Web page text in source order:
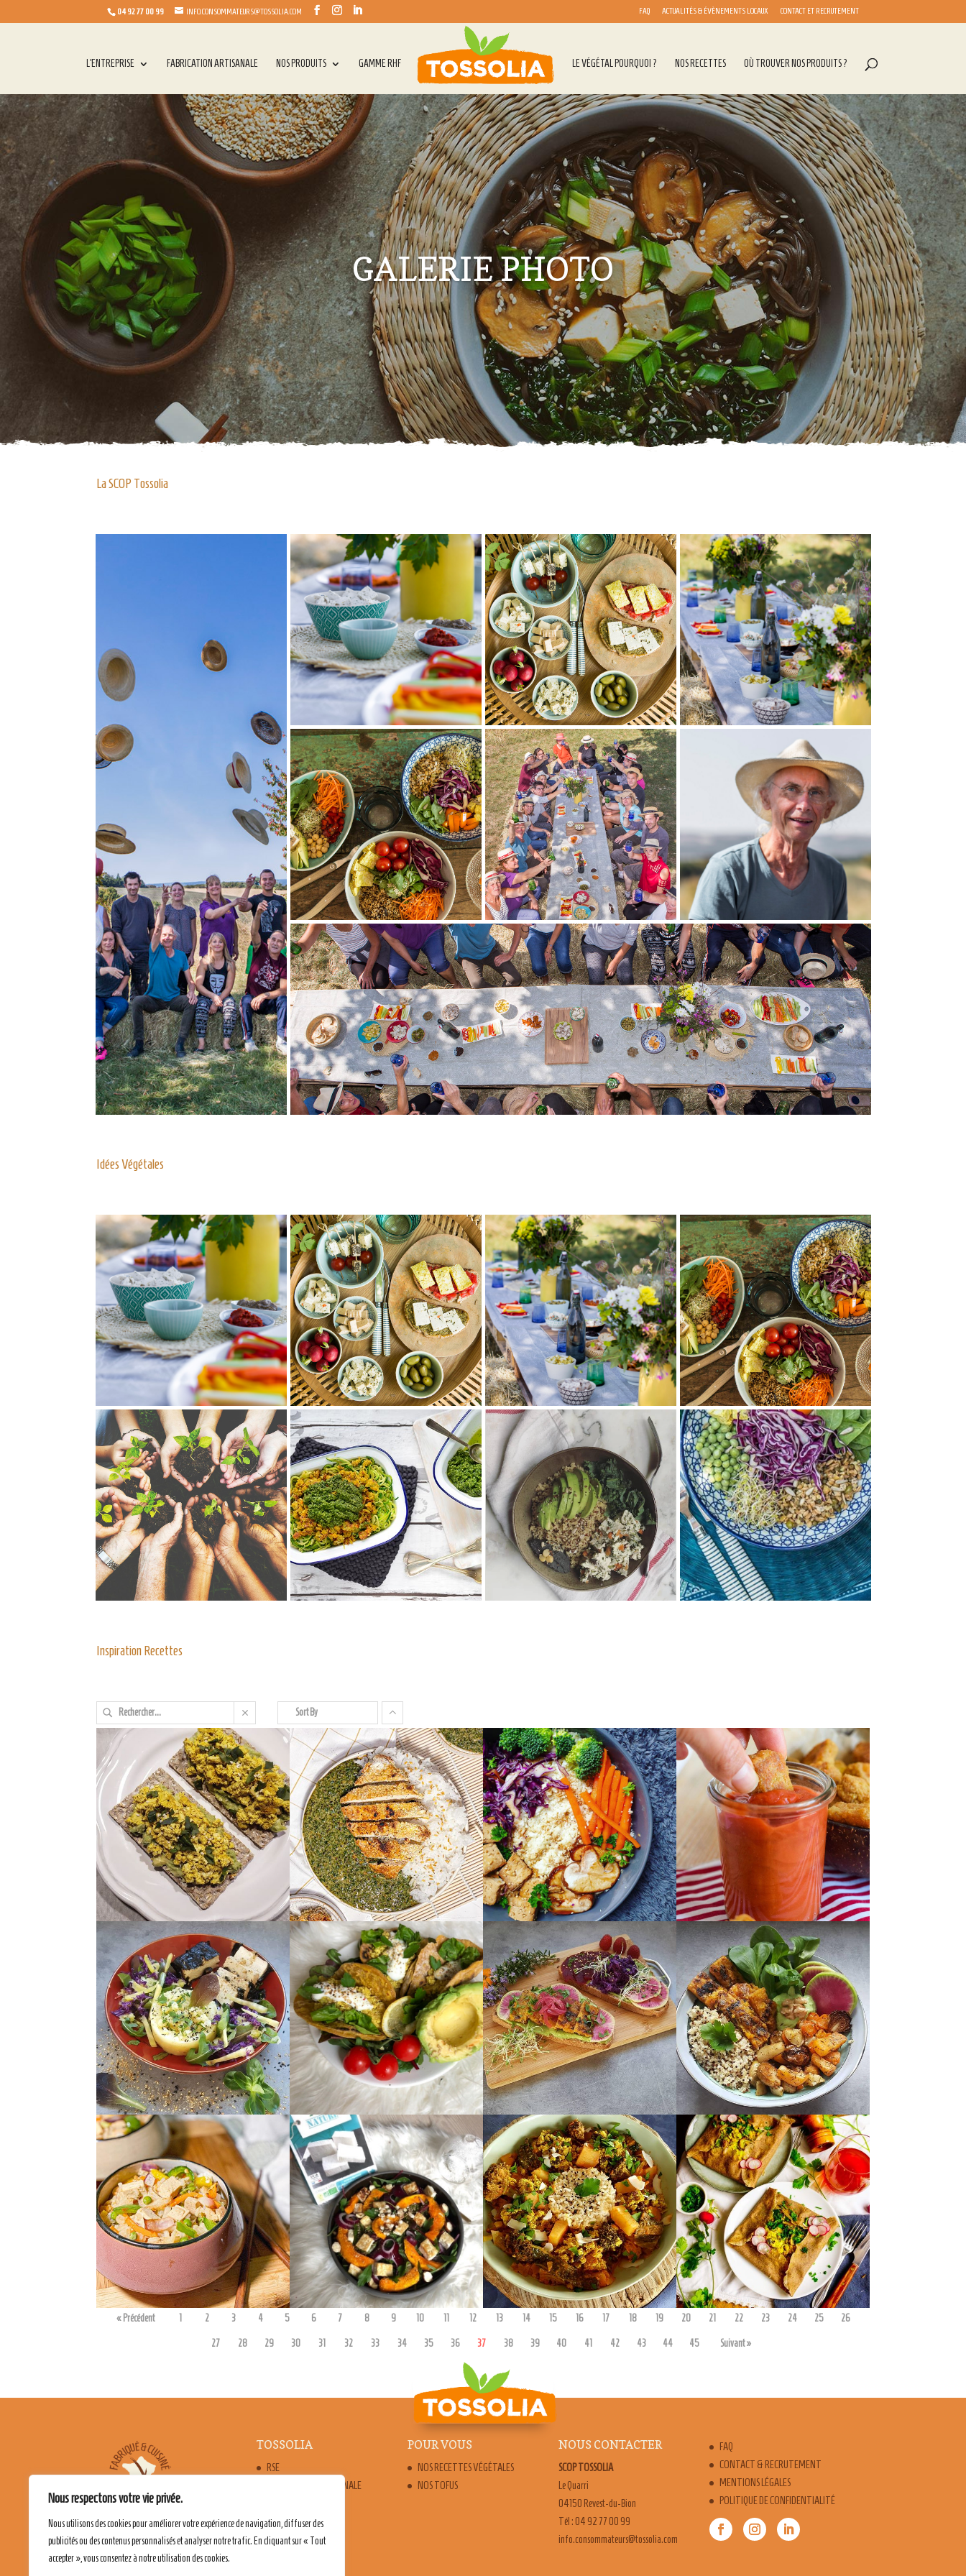
Nous respectons votre vie privée.
Nous utilisons des cookies pour améliorer votre expérience de navigation, diffuser des
publicités ou des contenus personnalisés et analyser notre trafic. En cliquant sur « Tout
accepter », vous consentez à notre utilisation des cookies.
04 92 77 00 99 INFO.CONSOMMATEURS@TOSSOLIA.COM FAQ ACTUALITÉS & ÉVÈNEMENTS LOCAUX CONTACT ET RECRUTEMENT
L’ENTREPRISE FABRICATION ARTISANALE NOS PRODUITS GAMME RHF LE VÉGÉTAL POURQUOI ? NOS RECETTES OÙ TROUVER NOS PRODUITS ?
GALERIE PHOTO
La SCOP Tossolia
Idées Végétales
Inspiration Recettes
Sort By
admin7980 admin7980 admin7980 admin7980
admin7980 admin7980 admin7980 admin7980
admin7980 admin7980 admin7980 admin7980
« Précédent 1 2 3 4 5 6 7 8 9 10 11 12 13 14 15 16 17 18 19 20 21 22 23 24 25 26
27 28 29 30 31 32 33 34 35 36 37 38 39 40 41 42 43 44 45 Suivant »
TOSSOLIA
RSE
FABRICATION ARTISANALE
POUR VOUS
NOS RECETTES VÉGÉTALES
NOS TOFUS
NOUS CONTACTER
SCOP TOSSOLIA
Le Quarri
04150 Revest-du-Bion
Tél : 04 92 77 00 99
moc.ailossot@sruetammosnoc.ofni
FAQ
CONTACT & RECRUTEMENT
MENTIONS LÉGALES
POLITIQUE DE CONFIDENTIALITÉ